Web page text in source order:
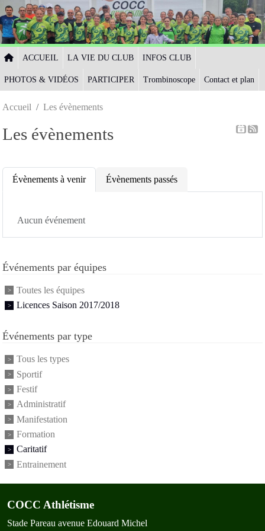
ACCUEIL LA VIE DU CLUB INFOS CLUB
PHOTOS & VIDÉOS PARTICIPER Trombinoscope Contact et plan
Accueil Les évènements
Les évènements
Évènements à venir Évènements passés
Aucun événement
Événements par équipes
Toutes les équipes
Licences Saison 2017/2018
Événements par type
Tous les types
Sportif
Festif
Administratif
Manifestation
Formation
Caritatif
Entrainement
COCC Athlétisme
Stade Pareau avenue Edouard Michel
Panneau de gestion des cookies